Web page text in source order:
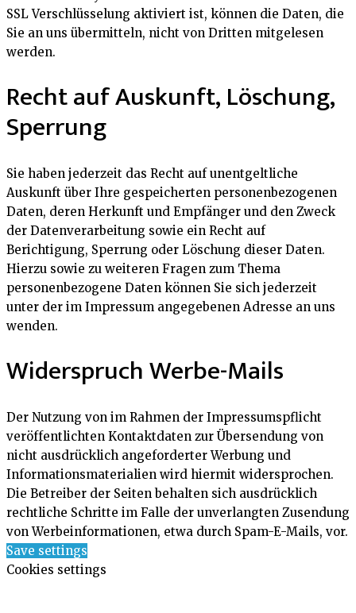
SSL Verschlüsselung aktiviert ist, können die Daten, die
Sie an uns übermitteln, nicht von Dritten mitgelesen
werden.
Recht auf Auskunft, Löschung,
Sperrung
Sie haben jederzeit das Recht auf unentgeltliche
Auskunft über Ihre gespeicherten personenbezogenen
Daten, deren Herkunft und Empfänger und den Zweck
der Datenverarbeitung sowie ein Recht auf
Berichtigung, Sperrung oder Löschung dieser Daten.
Hierzu sowie zu weiteren Fragen zum Thema
personenbezogene Daten können Sie sich jederzeit
unter der im Impressum angegebenen Adresse an uns
wenden.
Widerspruch Werbe-Mails
Der Nutzung von im Rahmen der Impressumspflicht
veröffentlichten Kontaktdaten zur Übersendung von
nicht ausdrücklich angeforderter Werbung und
Informationsmaterialien wird hiermit widersprochen.
Die Betreiber der Seiten behalten sich ausdrücklich
rechtliche Schritte im Falle der unverlangten Zusendung
von Werbeinformationen, etwa durch Spam-E-Mails, vor.
Save settings
Cookies settings